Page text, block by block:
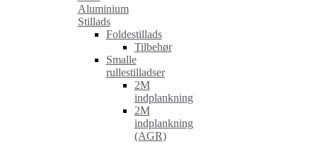
Aluminium
Stillads
Foldestillads
Tilbehør
Smalle
rullestilladser
2M
indplankning
2M
indplankning
(AGR)